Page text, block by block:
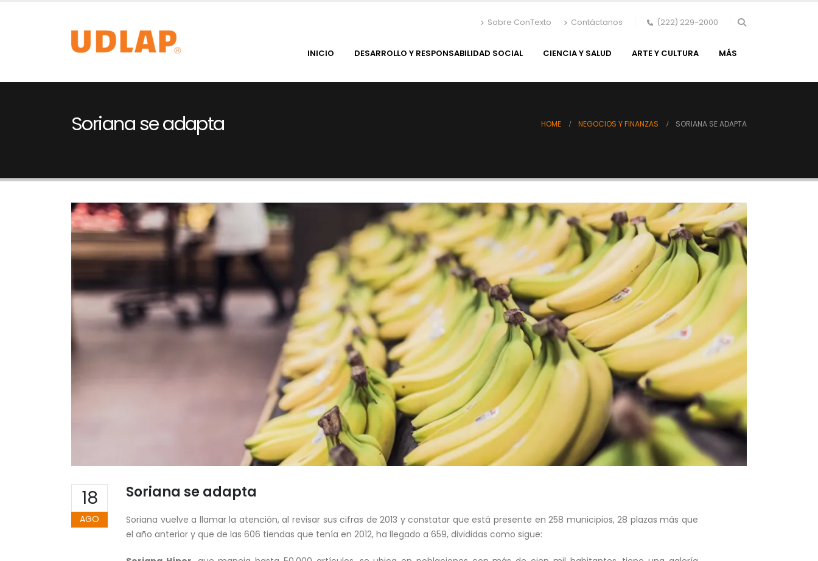
Sobre ConTexto Contáctanos (222) 229-2000
INICIO DESARROLLO Y RESPONSABILIDAD SOCIAL CIENCIA Y SALUD ARTE Y CULTURA MÁS
Soriana se adapta HOME NEGOCIOS Y FINANZAS SORIANA SE ADAPTA
18
AGO
Soriana se adapta
Soriana vuelve a llamar la atención, al revisar sus cifras de 2013 y constatar que está presente en 258 municipios, 28 plazas más que
el año anterior y que de las 606 tiendas que tenía en 2012, ha llegado a 659, divididas como sigue: